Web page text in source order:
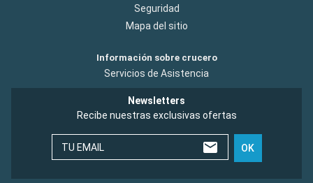
Seguridad
Mapa del sitio
Información sobre crucero
Servicios de Asistencia
Newsletters
Recibe nuestras exclusivas ofertas
TU EMAIL OK